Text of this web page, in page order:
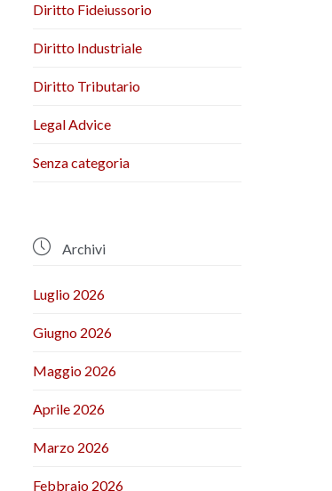
Diritto Fideiussorio
Diritto Industriale
Diritto Tributario
Legal Advice
Senza categoria
 Archivi
Luglio 2026
Giugno 2026
Maggio 2026
Aprile 2026
Marzo 2026
Febbraio 2026